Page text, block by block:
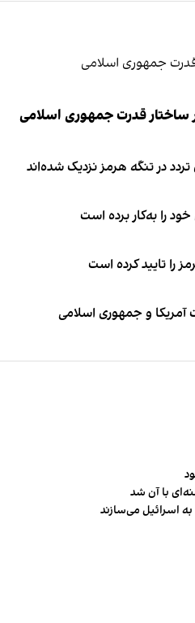
ساختار قدرت جمهوری اسلامی
در تنگه هرمز نزدیک شده‌اند
را به‌کار برده است
را تایید کرده است
آمریکا و جمهوری اسلامی
با آن شد
اسرائیل می‌سازند